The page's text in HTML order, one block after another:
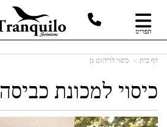
תפריט
דף בית כיסוי לריהוט גן
כיסוי למכונת כביסה